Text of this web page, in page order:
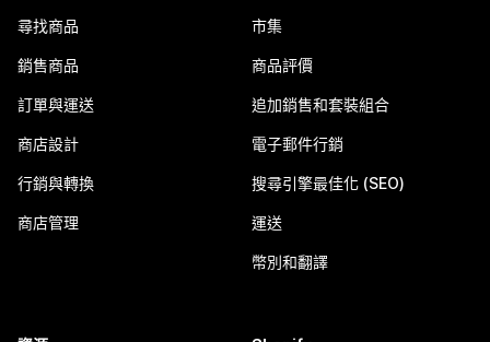
尋找商品
銷售商品
訂單與運送
商店設計
行銷與轉換
商店管理
市集
商品評價
追加銷售和套裝組合
電子郵件行銷
搜尋引擎最佳化 (SEO)
運送
幣別和翻譯